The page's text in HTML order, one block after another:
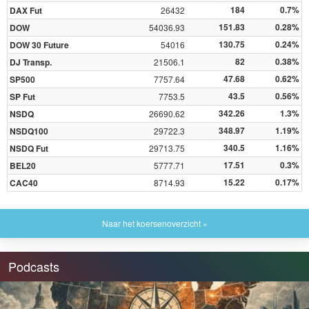
DAX Fut
26432 184
0.7%
DOW
54036.93 151.83
0.28%
DOW 30 Future
54016 130.75
0.24%
DJ Transp.
21506.1 82
0.38%
SP500
7757.64 47.68
0.62%
SP Fut
7753.5 43.5
0.56%
NSDQ
26690.62 342.26
1.3%
NSDQ100
29722.3 348.97
1.19%
NSDQ Fut
29713.75 340.5
1.16%
BEL20
5777.71 17.51
0.3%
CAC40
8714.93 15.22 0.17%
Naar het koersenoverzicht »
Podcasts